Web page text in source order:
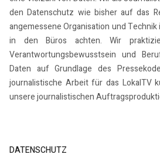
den Datenschutz wie bisher auf das
angemessene Organisation und
in den Büros achten. Wir
Verantwortungsbewusstsein und
Daten auf Grundlage des
journalistische Arbeit für das LokalTV
unsere journalistischen
DATENSCHUTZ